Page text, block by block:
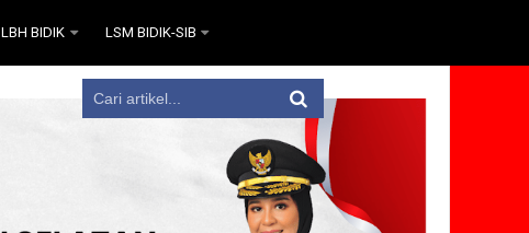
LBH BIDIK LSM BIDIK-SIB